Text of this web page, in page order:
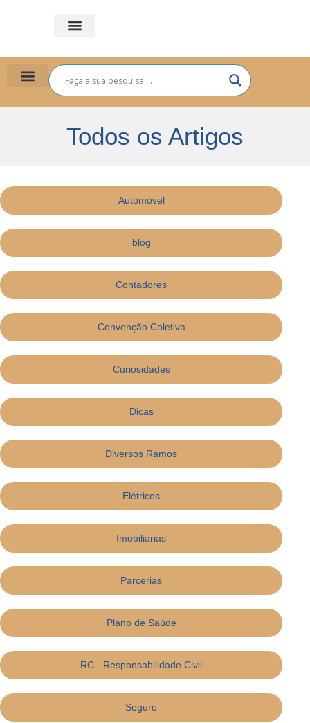
Todos os Artigos
Automóvel
blog
Contadores
Convenção Coletiva
Curiosidades
Dicas
Diversos Ramos
Elétricos
Imobiliárias
Parcerias
Plano de Saúde
RC - Responsabilidade Civil
Seguro